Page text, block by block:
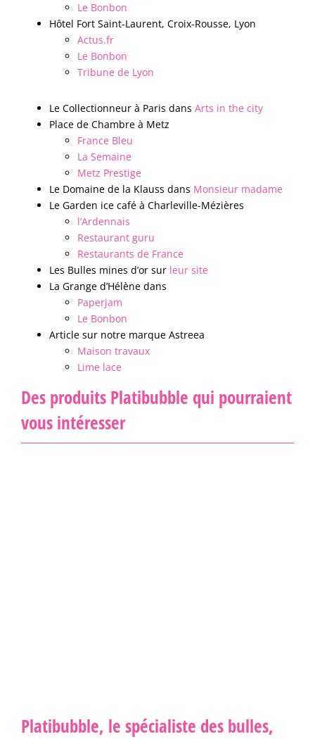
Le Bonbon
Hôtel Fort Saint-Laurent, Croix-Rousse, Lyon
Actus.fr
Le Bonbon
Tribune de Lyon
Le Collectionneur à Paris dans Arts in the city
Place de Chambre à Metz
France Bleu
La Semaine
Metz Prestige
Le Domaine de la Klauss dans Monsieur madame
Le Garden ice café à Charleville-Mézières
l’Ardennais
Restaurant guru
Restaurants de France
Les Bulles mines d’or sur leur site
La Grange d’Hélène dans
Paperjam
Le Bonbon
Article sur notre marque Astreea
Maison travaux
Lime lace
Des produits Platibubble qui pourraient
vous intéresser
Platibubble, le spécialiste des bulles,